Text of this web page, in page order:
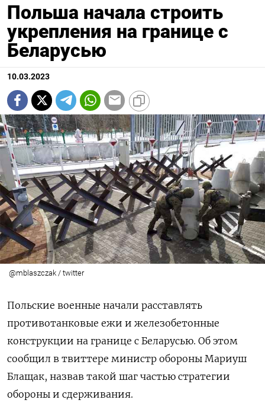
Польша начала строить
укрепления на границе с
Беларусью
10.03.2023
@mblaszczak / twitter
Польские военные начали расставлять
противотанковые ежи и железобетонные
конструкции на границе с Беларусью. Об этом
сообщил в твиттере министр обороны Мариуш
Блащак, назвав такой шаг частью стратегии
обороны и сдерживания.